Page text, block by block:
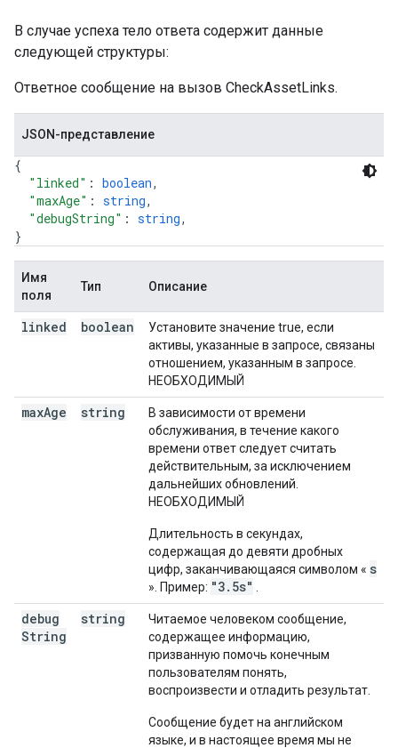
В случае успеха тело ответа содержит данные
следующей структуры:
Ответное сообщение на вызов CheckAssetLinks.
JSON-представление
{
"linked" : boolean,
"maxAge" : string,
"debugString" : string,
}
Имя
поля
Тип Описание
linked boolean
Установите значение true, если
активы, указанные в запросе, связаны
отношением, указанным в запросе.
НЕОБХОДИМЫЙ
maxAge string
В зависимости от времени
обслуживания, в течение какого
времени ответ следует считать
действительным, за исключением
дальнейших обновлений.
НЕОБХОДИМЫЙ
Длительность в секундах,
содержащая до девяти дробных
цифр, заканчивающаяся символом « s
». Пример: "3.5s"
debug
String
string
Читаемое человеком сообщение,
содержащее информацию,
призванную помочь конечным
пользователям понять,
воспроизвести и отладить результат.
Сообщение будет на английском
языке, и в настоящее время мы не